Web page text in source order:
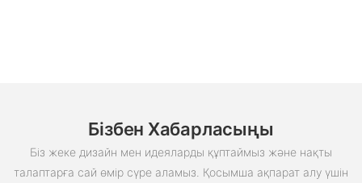
Бізбен Хабарласыңы
Біз жеке дизайн мен идеяларды құптаймыз және нақты
талаптарға сай өмір сүре аламыз. Қосымша ақпарат алу үшін